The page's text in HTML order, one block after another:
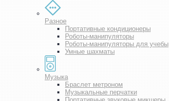
Разное
Портативные кондиционеры
Роботы-манипуляторы
Роботы-манипуляторы для учебы
Умные шахматы
Музыка
Браслет метроном
Музыкальные перчатки